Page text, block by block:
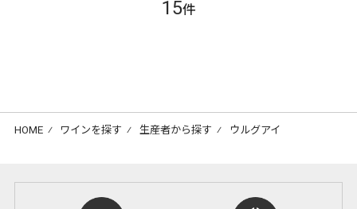
15件
HOME ⁄ ワインを探す ⁄ 生産者から探す ⁄ ウルグアイ